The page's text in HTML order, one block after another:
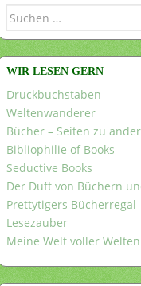
Suchen
WIR LESEN GERN
Druckbuchstaben
Weltenwanderer
Bücher – Seiten zu
Bibliophilie of Books
Seductive Books
Der Duft von Büchern
Prettytigers Bücherregal
Lesezauber
Meine Welt voller Welten